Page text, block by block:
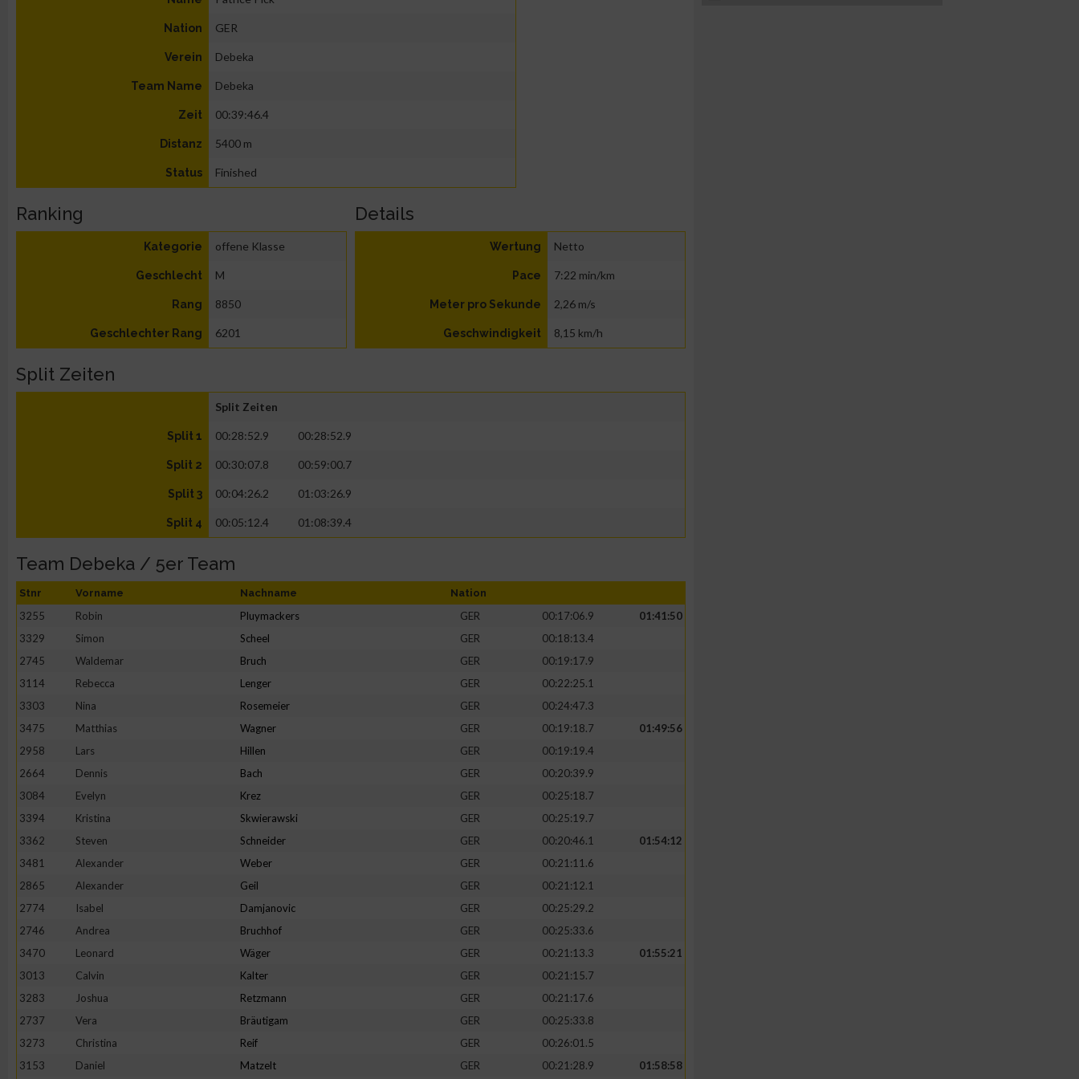
Nation GER
Verein Debeka
Team Name Debeka
Zeit 00:39:46.4
Distanz 5400 m
Status Finished
Ranking
Kategorie offene Klasse
Geschlecht M
Rang 8850
Geschlechter Rang 6201
Details
Wertung Netto
Pace 7:22 min/km
Meter pro Sekunde 2,26 m/s
Geschwindigkeit 8,15 km/h
Split Zeiten
Split Zeiten
Split 1 00:28:52.9 00:28:52.9
Split 2 00:30:07.8 00:59:00.7
Split 3 00:04:26.2 01:03:26.9
Split 4 00:05:12.4 01:08:39.4
Team Debeka / 5er Team
Stnr Vorname Nachname Nation
3255 Robin Pluymackers GER 00:17:06.9
01:41:50
3329
Simon Scheel GER
00:18:13.4
2745
Waldemar Bruch GER
00:19:17.9
3114
Rebecca Lenger GER
00:22:25.1
3303
Nina Rosemeier GER
00:24:47.3
3475
Matthias Wagner GER 00:19:18.7
01:49:56
2958
Lars Hillen GER
00:19:19.4
2664
Dennis Bach GER
00:20:39.9
3084
Evelyn Krez GER
00:25:18.7
3394
Kristina Skwierawski GER
00:25:19.7
3362
Steven Schneider GER 00:20:46.1
01:54:12
3481
Alexander Weber GER
00:21:11.6
2865
Alexander Geil GER
00:21:12.1
2774
Isabel Damjanovic GER
00:25:29.2
2746
Andrea Bruchhof GER
00:25:33.6
3470
Leonard Wäger GER 00:21:13.3
01:55:21
3013
Calvin Kalter GER
00:21:15.7
3283
Joshua Retzmann GER
00:21:17.6
2737
Vera Bräutigam GER
00:25:33.8
3273
Christina Reif GER
00:26:01.5
3153
Daniel Matzelt GER 00:21:28.9
01:58:58